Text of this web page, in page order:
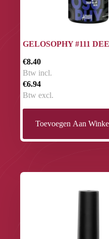
GELOSOPHY #111
€8.40
Btw incl.
€6.94
Btw excl.
Toevoegen Aan